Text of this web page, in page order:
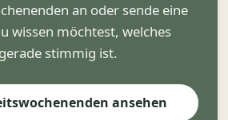
an oder sende eine
wissen möchtest, welches
stimmig ist.
ansehen